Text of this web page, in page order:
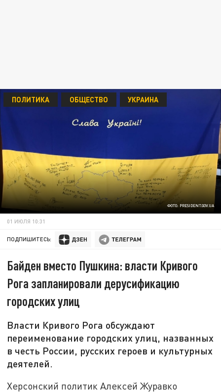
ФОТО: PRESIDENT.GOV.UA
ПОЛИТИКА ОБЩЕСТВО УКРАИНА
01 ИЮЛЯ 10:31
ПОДПИШИТЕСЬ:
Байден вместо Пушкина: власти Кривого
Рога запланировали дерусификацию
городских улиц
Власти Кривого Рога обсуждают
переименование городских улиц, названных
в честь России, русских героев и культурных
деятелей.
Херсонский политик Алексей Журавко